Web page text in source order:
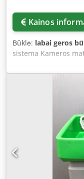
Kainos
Būklė: labai geros
sistema Kameros
Naudinga plotis:
Maksimali apkrova:
1000 litrų